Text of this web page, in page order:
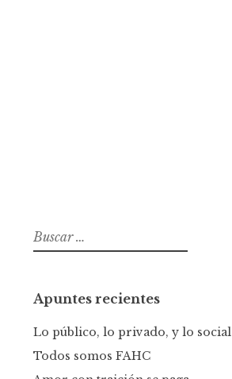
B
u
a
r
Apuntes recientes
Lo público, lo privado, y lo social
Todos somos FAHC